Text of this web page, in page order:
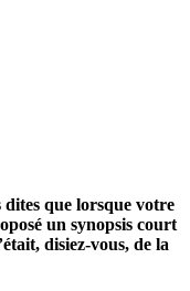
que lorsque votre
un synopsis court
disiez-vous, de la